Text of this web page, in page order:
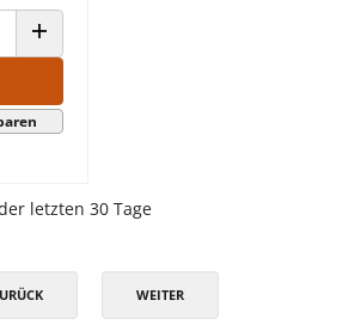
ANZAHL ERHÖHEN
letzten 30 Tage
WEITER